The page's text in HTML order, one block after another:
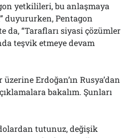
yetkilileri, bu anlaşmaya
duyururken, Pentagon
da, “Tarafları siyasi çözümler
teşvik etmeye devam
Erdoğan’ın Rusya’dan
bakalım. Şunları
tutunuz, değişik